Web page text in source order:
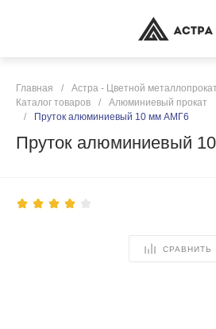
Главная / Астра - Цветной
Каталог товаров
/ Алюминиевый прокат
/
Пруток алюминиевый 10 мм АМГ6
Пруток алюминиевый
СРАВНИТЬ